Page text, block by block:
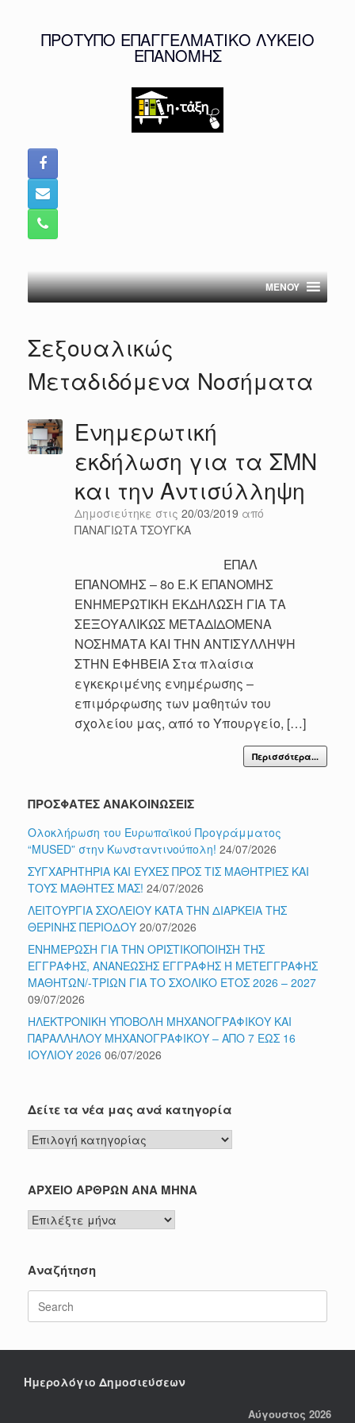
ΠΡΟΤΥΠΟ ΕΠΑΓΓΕΛΜΑΤΙΚΟ ΛΥΚΕΙΟ
ΕΠΑΝΟΜΗΣ
MENOY
Σεξουαλικώς
Μεταδιδόμενα Νοσήματα
Ενημερωτική
εκδήλωση για τα ΣΜΝ
και την Αντισύλληψη
Δημοσιεύτηκε στις 20/03/2019 από
ΠΑΝΑΓΙΩΤΑ ΤΣΟΥΓΚΑ
ΕΠΑΛ
ΕΠΑΝΟΜΗΣ – 8ο Ε.Κ ΕΠΑΝΟΜΗΣ
ΕΝΗΜΕΡΩΤΙΚΗ ΕΚΔΗΛΩΣΗ ΓΙΑ ΤΑ
ΣEΞΟΥΑΛΙΚΩΣ ΜΕΤΑΔΙΔΟΜΕΝΑ
ΝΟΣΗΜΑΤΑ ΚΑΙ ΤΗΝ ΑΝΤΙΣΥΛΛΗΨΗ
ΣΤΗΝ ΕΦΗΒΕΙΑ Στα πλαίσια
εγκεκριμένης ενημέρωσης –
επιμόρφωσης των μαθητών του
σχολείου μας, από το Υπουργείο, […]
Περισσότερα...
ΠΡΟΣΦΑΤΕΣ ΑΝΑΚΟΙΝΩΣΕΙΣ
Ολοκλήρωση του Ευρωπαϊκού Προγράμματος
“MUSED” στην Κωνσταντινούπολη! 24/07/2026
ΣΥΓΧΑΡΗΤΗΡΙΑ ΚΑΙ ΕΥΧΕΣ ΠΡΟΣ ΤΙΣ ΜΑΘΗΤΡΙΕΣ ΚΑΙ
ΤΟΥΣ ΜΑΘΗΤΕΣ ΜΑΣ! 24/07/2026
ΛΕΙΤΟΥΡΓΙΑ ΣΧΟΛΕΙΟΥ ΚΑΤΑ ΤΗΝ ΔΙΑΡΚΕΙΑ ΤΗΣ
ΘΕΡΙΝΗΣ ΠΕΡΙΟΔΟΥ 20/07/2026
ΕΝΗΜΕΡΩΣΗ ΓΙΑ ΤΗΝ ΟΡΙΣΤΙΚΟΠΟΙΗΣΗ ΤΗΣ
ΕΓΓΡΑΦΗΣ, ΑΝΑΝΕΩΣΗΣ ΕΓΓΡΑΦΗΣ Ή ΜΕΤΕΓΓΡΑΦΗΣ
ΜΑΘΗΤΩΝ/-ΤΡΙΩΝ ΓΙΑ ΤΟ ΣΧΟΛΙΚΟ ΕΤΟΣ 2026 – 2027
09/07/2026
ΗΛΕΚΤΡΟΝΙΚΗ ΥΠΟΒΟΛΗ ΜΗΧΑΝΟΓΡΑΦΙΚΟΥ ΚΑΙ
ΠΑΡΑΛΛΗΛΟΥ ΜΗΧΑΝΟΓΡΑΦΙΚΟΥ – ΑΠΟ 7 ΕΩΣ 16
ΙΟΥΛΙΟΥ 2026 06/07/2026
Δείτε τα νέα μας ανά κατηγορία
Δείτε
τα
μας
κατηγορία
ΑΡΧΕΙΟ ΑΡΘΡΩΝ ΑΝΑ ΜΗΝΑ
ΑΡΧΕΙΟ
ΑΡΘΡΩΝ
ΜΗΝΑ
Αναζήτηση
for:
Ημερολόγιο Δημοσιεύσεων
Αύγουστος 2026